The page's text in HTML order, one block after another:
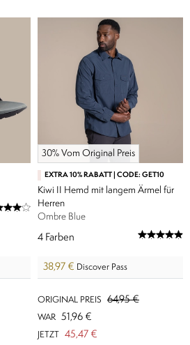
30% Vom Original Preis
EXTRA 10% RABATT | CODE: GET10
Kiwi II Hemd mit langem Ärmel für
Herren
Ombre Blue
4 Farben
38,97 € Discover Pass
ORIGINAL PREIS 64,95 €
WAR 51,96 €
JETZT 45,47 €